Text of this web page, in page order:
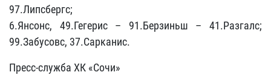
97.Липсбергс;
6.Янсонс, 49.Гегерис – 91.Берзиньш – 41.Разгалс;
99.Забусовс, 37.Сарканис.
Пресс-служба ХК «Сочи»